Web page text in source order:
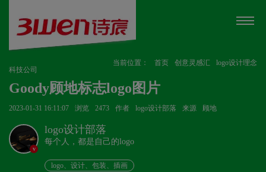
当前位置： 首页 创意灵感汇
logo设计理念
科技公司
Goody顾地标志logo图片
2023-01-31 16:11:07 浏览 2473 作者 logo设计部落 来源 顾地
v
logo设计部落
每个人，都是自己的logo
logo、设计、包装、插画